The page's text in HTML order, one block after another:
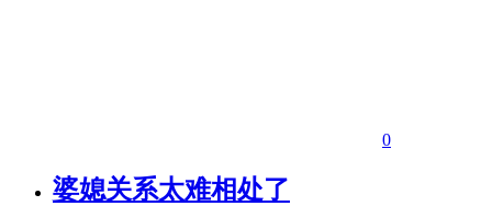
0
婆媳关系太难相处了